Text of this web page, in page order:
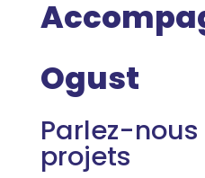
Ogust
Parlez-
projets